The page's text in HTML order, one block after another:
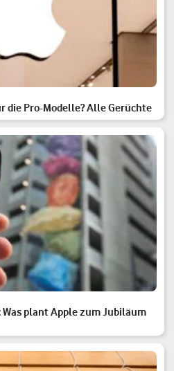
die Pro-Modelle? Alle Gerüchte
Was plant Apple zum Jubiläum